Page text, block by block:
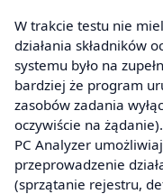
W trakcie testu nie
działania składników
systemu było na
bardziej że program
zasobów zadania
oczywiście na
PC Analyzer
przeprowadzenie
(sprzątanie rejestru,